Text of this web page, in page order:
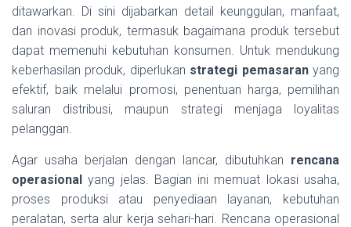
ditawarkan. Di sini dijabarkan detail keunggulan, manfaat,
dan inovasi produk, termasuk bagaimana produk tersebut
dapat memenuhi kebutuhan konsumen. Untuk mendukung
keberhasilan produk, diperlukan strategi pemasaranyang
efektif, baik melalui promosi, penentuan harga, pemilihan
saluran distribusi, maupun strategi menjaga loyalitas
pelanggan.
Agar usaha berjalan dengan lancar, dibutuhkan rencana
operasional yang jelas. Bagian ini memuat lokasi usaha,
proses produksi atau penyediaan layanan, kebutuhan
peralatan, serta alur kerja sehari-hari. Rencana operasional